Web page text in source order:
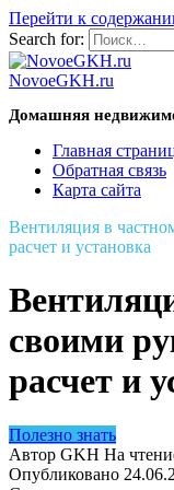
Перейти к
Search for:
NovoeGKH.ru
Домашняя
Главная
Обратная связь
Карта сайта
Вентиляция в
расчет и установка
своими
расчет и
Полезно знать
Автор GKH На
Опубликовано